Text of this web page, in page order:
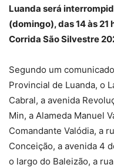
Luanda será
(domingo), das 14 às
Corrida São Silvestre
Segundo um
Provincial de Luanda, o
Cabral, a avenida
Min, a Alameda Manuel
Comandante Valódia, a
Conceição, a avenida 4
o largo do Baleizão, a